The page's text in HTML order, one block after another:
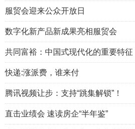
服贸会迎来公众开放日
数字化新产品新成果亮相服贸会
共同富裕：中国式现代化的重要特征
快递:涨派费，谁来付
腾讯视频让步：支持“跳集解锁”！
直击业绩会 速读房企“半年鉴”